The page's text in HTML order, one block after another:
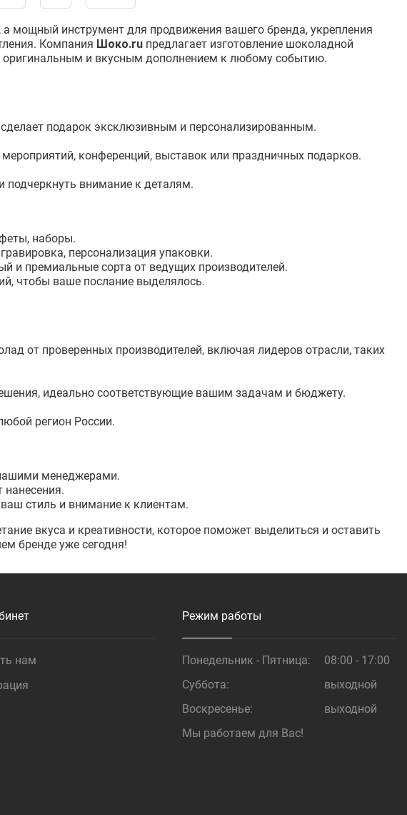
а мощный инструмент для продвижения вашего бренда, укрепления
Компания Шоко.ru предлагает изготовление шоколадной
оригинальным и вкусным дополнением к любому событию.
подарок эксклюзивным и персонализированным.
конференций, выставок или праздничных подарков.
внимание к деталям.
наборы.
персонализация упаковки.
и премиальные сорта от ведущих производителей.
чтобы ваше послание выделялось.
от проверенных производителей, включая лидеров отрасли, таких
идеально соответствующие вашим задачам и бюджету.
регион России.
менеджерами.
стиль и внимание к клиентам.
вкуса и креативности, которое поможет выделиться и оставить
бренде уже сегодня!
нам
Режим работы
Понедельник - Пятница:
08:00 - 17:00
Суббота:
выходной
Воскресенье:
выходной
Мы работаем для Вас!